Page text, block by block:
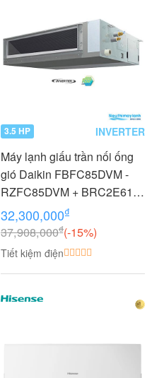
3.5 HP INVERTER
Máy lạnh giấu trần nối ống
gió Daikin FBFC85DVM -
RZFC85DVM + BRC2E61
3.5 HP (3.5 Ngựa) Inverter
32,300,000₫
37,908,000₫(-15%)
Tiết kiệm điện